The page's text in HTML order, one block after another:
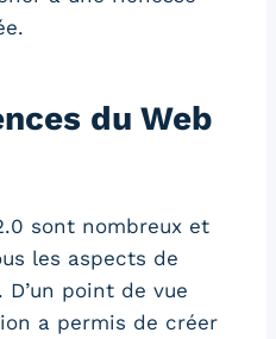
du Web
sont nombreux et
les aspects de
point de vue
a permis de créer